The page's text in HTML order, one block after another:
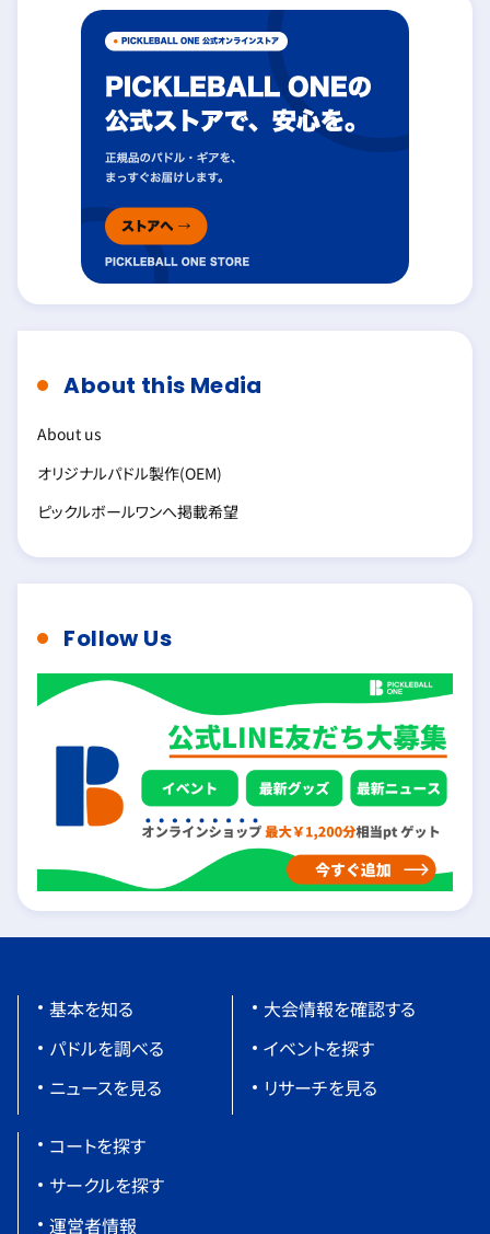
About this Media
About us
オリジナルパドル製作(OEM)
ピックルボールワンへ掲載希望
Follow Us
基本を知る
パドルを調べる
ニュースを見る
大会情報を確認する
イベントを探す
リサーチを見る
コートを探す
サークルを探す
運営者情報